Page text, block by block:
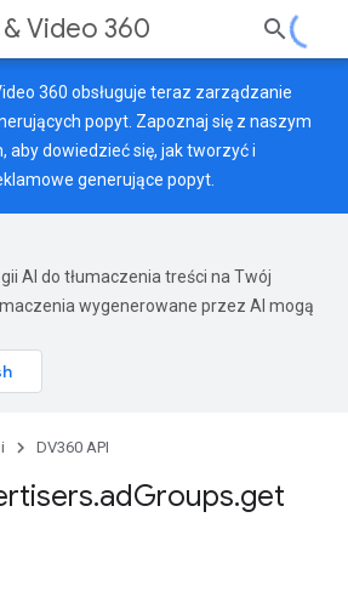
Video 360
360 obsługuje teraz zarządzanie
popyt. Zapoznaj się z naszym
, aby dowiedzieć się, jak tworzyć i
generujące popyt.
AI do tłumaczenia treści na Twój
wygenerowane przez AI mogą
DV360 API
.adGroups.get